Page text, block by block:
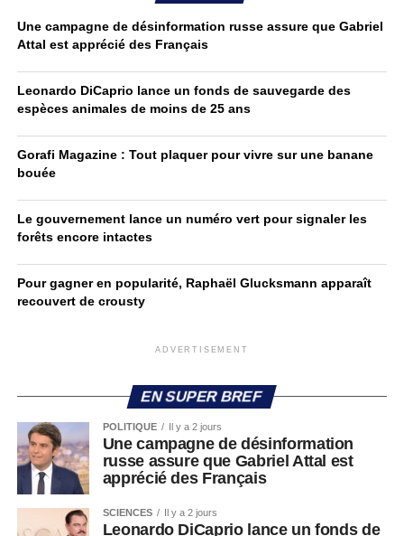
Une campagne de désinformation russe assure que Gabriel
Attal est apprécié des Français
Leonardo DiCaprio lance un fonds de sauvegarde des
espèces animales de moins de 25 ans
Gorafi Magazine : Tout plaquer pour vivre sur une banane
bouée
Le gouvernement lance un numéro vert pour signaler les
forêts encore intactes
Pour gagner en popularité, Raphaël Glucksmann apparaît
recouvert de crousty
ADVERTISEMENT
EN SUPER BREF
POLITIQUE Il y a 2 jours
Une campagne de désinformation
russe assure que Gabriel Attal est
apprécié des Français
SCIENCES Il y a 2 jours
Leonardo DiCaprio lance un fonds de